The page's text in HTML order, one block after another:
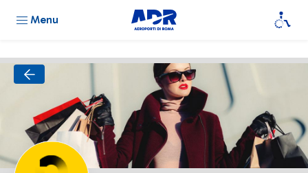
Menu